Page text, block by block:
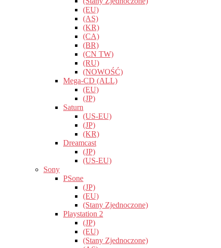
(EU)
(AS)
(KR)
(CA)
(BR)
(CN TW)
(RU)
(NOWOŚĆ)
Mega-CD (ALL)
(EU)
(JP)
Saturn
(US-EU)
(JP)
(KR)
Dreamcast
(JP)
(US-EU)
Sony
PSone
(JP)
(EU)
(Stany Zjednoczone)
Playstation 2
(JP)
(EU)
(Stany Zjednoczone)